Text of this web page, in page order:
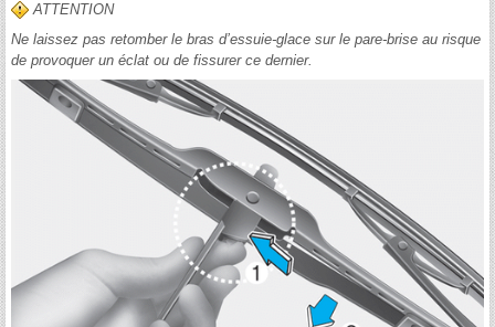
ATTENTION
Ne laissez pas retomber le bras d’essuie-glace sur le pare-brise au risque
de provoquer un éclat ou de fissurer ce dernier.